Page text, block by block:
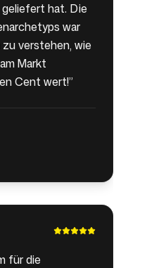
geliefert hat. Die
war
verstehen, wie
Markt
Cent wert!”
für die